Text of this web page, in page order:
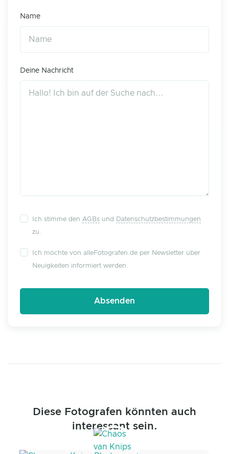
Name
Deine Nachricht
Ich stimme den AGBs und
Datenschutzbestimmungen
zu.
Ich möchte von alleFotografen.de per Newsletter über
Neuigkeiten informiert werden.
Diese Fotografen könnten auch
interessant sein.